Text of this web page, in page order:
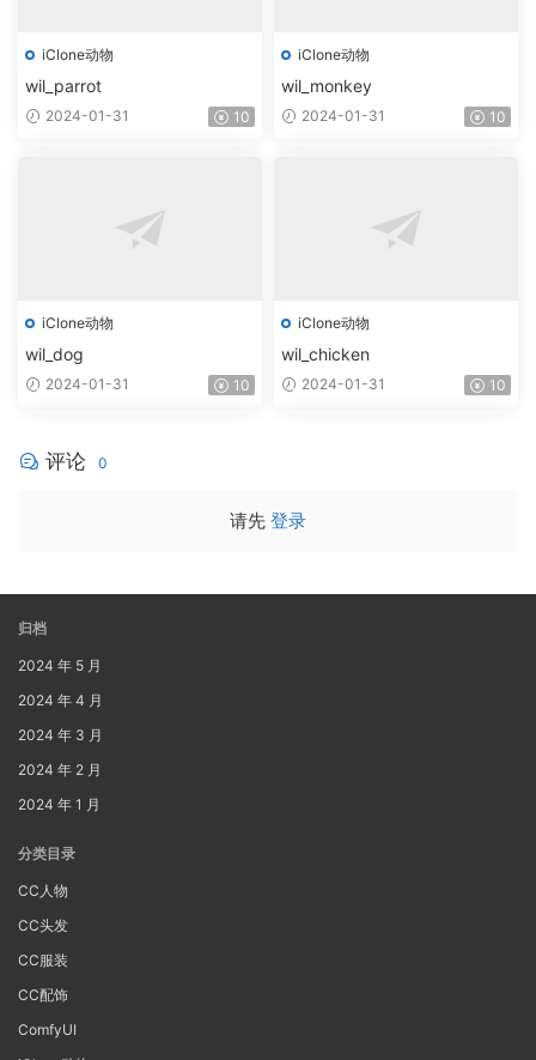
iClone动物
wil_parrot
2024-01-31 10
iClone动物
wil_monkey
2024-01-31 10
iClone动物
wil_dog
2024-01-31 10
iClone动物
wil_chicken
2024-01-31 10
评论 0
请先 登录
归档
2024 年 5 月
2024 年 4 月
2024 年 3 月
2024 年 2 月
2024 年 1 月
分类目录
CC人物
CC头发
CC服装
CC配饰
ComfyUI